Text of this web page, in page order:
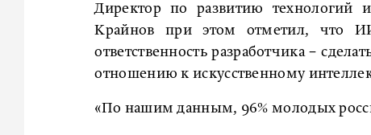
Директор по развитию технологий
Крайнов при этом отметил, что
ответственность разработчика −
отношению к искусственному
«По нашим данным, 96% молодых